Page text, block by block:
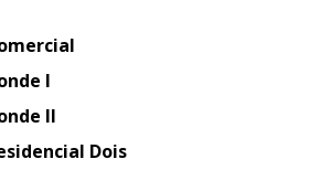
I
II
Dois